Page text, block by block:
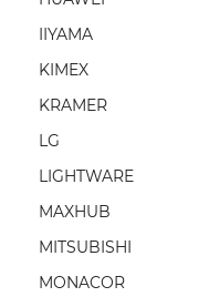
IIYAMA
KIMEX
KRAMER
LG
LIGHTWARE
MAXHUB
MITSUBISHI
MONACOR